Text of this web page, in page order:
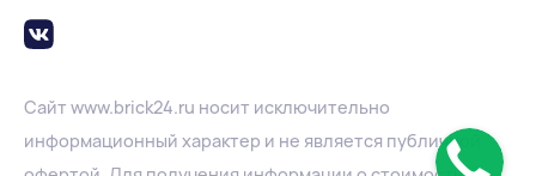
Сайт www.brick24.ru носит исключительно
информационный характер и не является публичной